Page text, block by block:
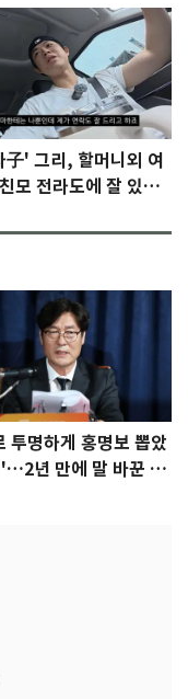
子' 그리, 할머니외 여
모 전라도에 잘 있
투명하게 홍명보 뽑았
년 만에 말 바꾼 이